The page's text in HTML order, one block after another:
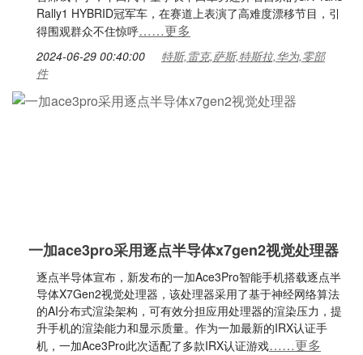
Rally1 HYBRID冠军车，在赛道上表演了高难度漂移节目，引
得围观群众不住惊呼……更多
2024-06-29 00:40:00
特斯,雷克,萨斯,特斯拉,华为,零部
件
一加ace3pro采用逐点半导体x7gen2视觉处理器
逐点半导体宣布，新发布的一加Ace3Pro智能手机搭载逐点半
导体X7Gen2视觉处理器，该处理器采用了基于神经网络算法
的AI分布式渲染架构，可有效分担应用处理器的渲染压力，提
升手机的渲染能力和显示质量。作为一加最新的IRX认证手
机，一加Ace3Pro此次适配了多款IRX认证游戏……更多